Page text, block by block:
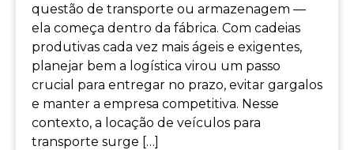
questão de transporte ou armazenagem —
ela começa dentro da fábrica. Com cadeias
produtivas cada vez mais ágeis e exigentes,
planejar bem a logística virou um passo
crucial para entregar no prazo, evitar gargalos
e manter a empresa competitiva. Nesse
contexto, a locação de veículos para
transporte surge […]